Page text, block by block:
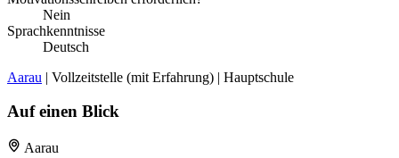
Nein
Sprachkenntnisse
Deutsch
Aarau | Vollzeitstelle (mit Erfahrung) | Hauptschule
Auf einen Blick
Aarau